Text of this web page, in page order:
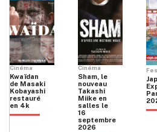
Cinéma
Kwaïdan
de Masaki
Kobayashi
restauré
en 4k
Cinéma
Sham, le
nouveau
Takashi
Miike en
salles le
16
septembre
2026